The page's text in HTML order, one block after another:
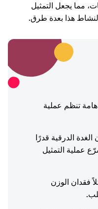
مما يجعل التمثيل
هذا بعدة طرق.
هامة تنظم عملية
الدرقية قدرًا
عملية التمثيل
فقدان الوزن